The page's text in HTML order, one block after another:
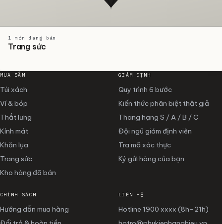
1 món đang bán
Trang sức
MUA SẮM
Túi xách
Ví & bóp
Thắt lưng
Kính mát
Khăn lụa
Trang sức
Kho hàng đã bán
GIÁM ĐỊNH
Quy trình 6 bước
Kiến thức phân biệt thật giả
Thang hạng S / A / B / C
Đội ngũ giám định viên
Tra mã xác thực
Ký gửi hàng của bạn
CHÍNH SÁCH
Hướng dẫn mua hàng
LIÊN HỆ
Hotline 1900 xxxx (8h–21h)